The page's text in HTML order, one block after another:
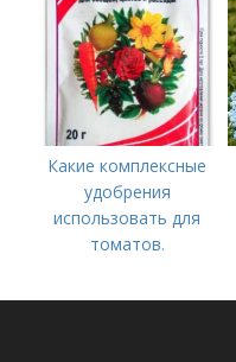
Какие комплексные
удобрения
использовать для
томатов.
комплексные